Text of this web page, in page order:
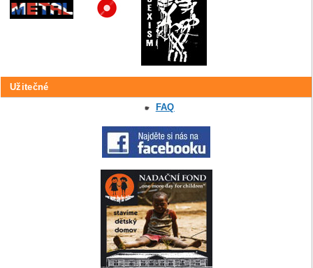
Užitečné
FAQ